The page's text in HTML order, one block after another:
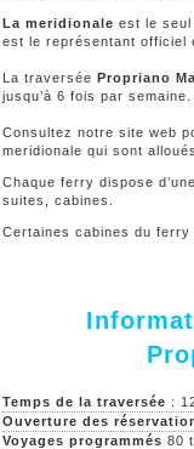
La meridionale est le
est le représentant officiel
La traversée Propriano
jusqu’à 6 fois par semaine.
Consultez notre site web
meridionale qui sont
Chaque ferry dispose
suites, cabines.
Certaines cabines du ferry
Temps de la traversée :
Ouverture des
Voyages programmés 80